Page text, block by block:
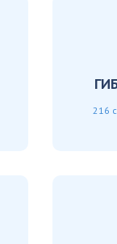
216